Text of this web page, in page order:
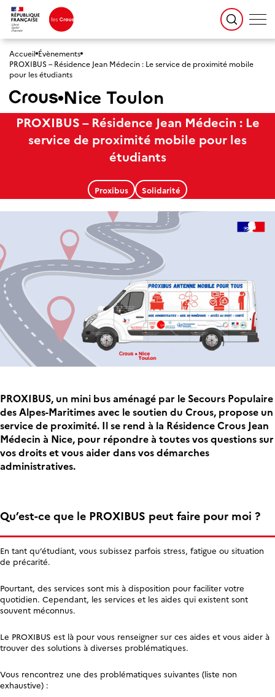
Accueil Évènements
PROXIBUS – Résidence Jean Médecin : Le service de proximité mobile
pour les étudiants
Nice Toulon
PROXIBUS – Résidence Jean Médecin : Le
service de proximité mobile pour les
étudiants
Proxibus Solidarité
PROXIBUS, un mini bus aménagé par le Secours Populaire
des Alpes-Maritimes avec le soutien du Crous, propose un
service de proximité. Il se rend à la Résidence Crous Jean
Médecin à Nice, pour répondre à toutes vos questions sur
vos droits et vous aider dans vos démarches
administratives.
Qu’est-ce que le PROXIBUS peut faire pour moi ?
En tant qu’étudiant, vous subissez parfois stress, fatigue ou situation
de précarité.
Pourtant, des services sont mis à disposition pour faciliter votre
quotidien. Cependant, les services et les aides qui existent sont
souvent méconnus.
Le PROXIBUS est là pour vous renseigner sur ces aides et vous aider à
trouver des solutions à diverses problématiques.
Vous rencontrez une des problématiques suivantes (liste non
exhaustive) :